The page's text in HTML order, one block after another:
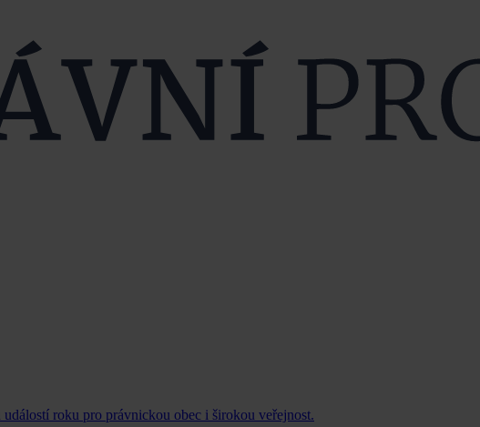
roku pro právnickou obec i širokou veřejnost.